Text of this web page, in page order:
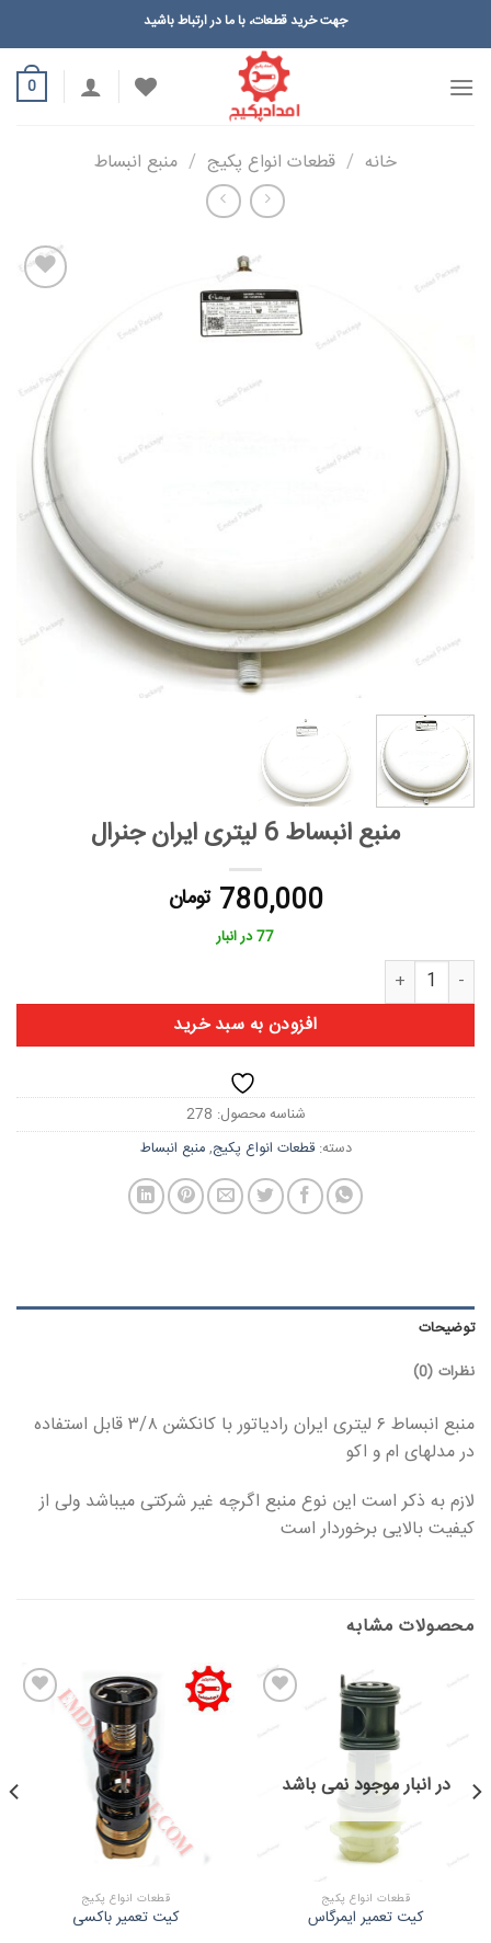
جهت خرید قطعات، با ما در ارتباط باشید
0
خانه / قطعات انواع پکیج / منبع انبساط
منبع انبساط 6 لیتری ایران جنرال
780,000 تومان
77 در انبار
منبع انبساط 6 لیتری ایران جنرال عدد
افزودن به سبد خرید
شناسه محصول: 278
دسته:قطعات انواع پکیج,منبع انبساط
توضیحات
نظرات (0)
منبع انبساط ۶ لیتری ایران رادیاتور با کانکشن ۳/۸ قابل استفاده
در مدلهای ام و اکو
لازم به ذکر است این نوع منبع اگرچه غیر شرکتی میباشد ولی از
کیفیت بالایی برخوردار است
محصولات مشابه
در انبار موجود نمی باشد
قطعات انواع پکیج
کیت تعمیر ایمرگاس
قطعات انواع پکیج
کیت تعمیر باکسی